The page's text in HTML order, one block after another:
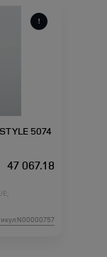
5074
47 067.18